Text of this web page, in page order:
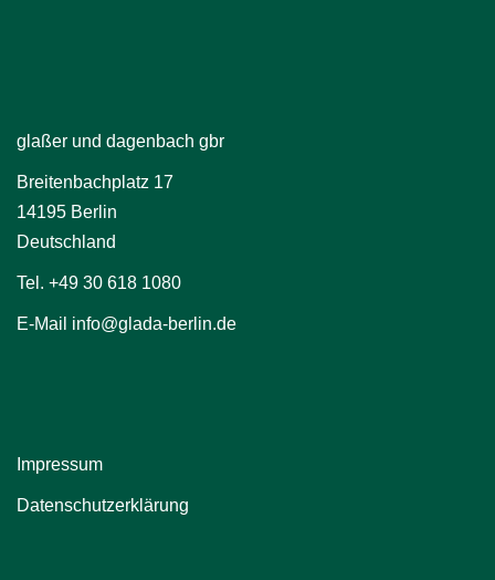
glaßer und dagenbach gbr
Breitenbachplatz 17
14195 Berlin
Deutschland
Tel. +49 30 618 1080
E-Mail info@glada-berlin.de
Impressum
Datenschutzerklärung